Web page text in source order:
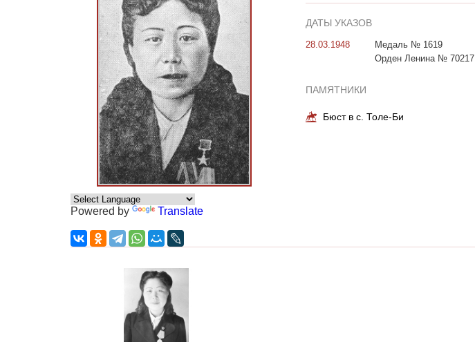
Powered by Translate
ДАТЫ УКАЗОВ
28.03.1948
Медаль № 1619
Орден Ленина № 70217
ПАМЯТНИКИ
Бюст в с. Толе-Би